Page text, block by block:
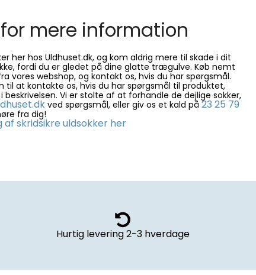
mere information
her hos Uldhuset.dk, og kom aldrig mere til skade i dit
fordi du er gledet på dine glatte trægulve. Køb nemt
vores webshop, og kontakt os, hvis du har spørgsmål.
til at kontakte os, hvis du har spørgsmål til produktet,
beskrivelsen. Vi er stolte af at forhandle de dejlige sokker,
ved spørgsmål, eller giv os et kald på 23 25 79
fra dig!
af skridsikre uldsokker her
Hurtig levering2-3 hverdage